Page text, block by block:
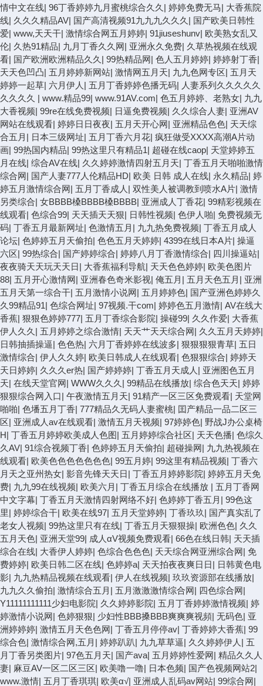
情中文在线| 96丁香婷婷九月蜜桃综合久久 | 婷婷免费无马| 大香蕉院
线| 久久久精品AV| 国产高清视频91九九九久久久 | 国产欧美日韩性
爱| www,天天干| 激情综合网五月婷婷| 91jiuseshunv| 欧美熟女乱又
伦| 久热91精品| 九月丁香久久网| 亚洲永久免费| 久草热视频在线观
看| 国产欧洲欧洲精品久久 | 99热精品网| 色人五月婷婷| 婷婷射丁香|
天天色凹凸| 五月婷婷新网站| 激情网五月天| 九九色网专区| 五月天
婷婷一起草| 六月伊人 | 五月丁香婷婷色播无码| 人妻系列久久久久久
久久久久 | www.精品99| www.91AV.com| 色五月婷婷、老熟女| 九九
大香视频| 99re在线免费视频| 日逼免费视频| 久久综合人妻| 亚洲AV
网站在线观看| 婷婷日日夜夜| 五月天开心网| 亚洲精品色色| 天天综
合五月 | 日本三级网址| 五月丁香六月花| 疯狂做受XXXX高潮A片动
画| 99热国内精品| 99热这里只有精品1| 超碰在线caop| 天堂婷婷五
月在线| 综合AV在线| 久久婷婷激情四射五月天| 丁香五月天啪啪激情
综合网| 国产人妻777人伦精品HD| 欧美 日韩 成人在线| 永久精品| 婷
婷五月激情综合网| 五月丁香成人 | 双性美人被调教到喷水A片| 激情
另类综合| 女BBBB槡BBBB槡BBBB| 亚洲成人丁香花| 99精彩视频在
线观看| 色综合99| 天天插天天狠| 日韩性视频| 色伊人啪| 免费视频无
码| 丁香五月最新网址| 色激情五月 | 九九热免费视频| 丁香五月成人
论坛| 色婷婷五月天偷拍| 色色五月天婷婷| 4399在线日本A片| 操逼
六区| 99热综合| 国产婷婷综合| 婷婷八月丁香激情综合| 四川操逼站|
夜夜骑天天玩天天日| 大香蕉福利导航| 天天色色婷婷| 欧美色图片
88| 五月开心激情网| 亚洲春色奇米影视| 俺五月 | 五月天色五月 | 亚洲
五月天第一综合干| 五月激情小说网| 五月婷婷色| 国产亚洲色婷婷久
久99精品91| 色综合网址| 97视频.干com| 婷婷色五月激情| AV在线大
香蕉| 狠狠色婷婷777| 五月丁香综合影院| 操碰99| 久久作爱| 大香蕉
伊人久久 | 五月婷婷之综合激情| 天天艹天天综合网| 久久五月天婷婷|
日韩抽插操逼| 色色热| 六月丁香婷婷在线波多| 狠狠狠狠青草| 五日
激情综合| 伊人久久婷| 欧美日韩成人在线观看| 色狠狠综合| 婷婷天
天日婷婷| 久久久er热| 国产婷婷婷| 丁香五月天成人 | 亚洲图色五月
天| 在线天堂官网| WWW久久久 | 99精品在线播放| 综合色天天| 婷婷
狠狠综合网入口| 午夜激情五月天| 91精产一区三区免费观看| 天堂网
啪啪| 色墦五月丁香| 777精品久无码人妻蜜桃| 囯产精品一品二区三
区| 亚洲成人av在线观看| 激情五月天视频| 97婷婷色| 野战J办公桌椅
H| 丁香五月婷婷欧美成人色图| 五月婷婷综合社区| 天天色播| 色综久
久AV| 91综合视频丁香| 色婷婷五月天偷拍| 超碰操网| 九九热视频在
线观看| 欧美色色色色色色色| 99五月婷| 99这里有精品视频| 丁香六
月天之亚州热女| 影音先锋天天日| 丁香五月婷婷影院| 婷婷五月天免
费| 九九99在线视频| 欧美六月 | 丁香五月综合在线播放 | 五月丁香网
中文字幕| 丁香五月天激情四射网络不好| 色婷婷丁香五月 | 99色这
里| 婷婷综合干| 欧美在线97| 五月天堂婷婷| 丁香玖玖 | 国产真实乱了
老女人视频| 99热这里只有在线| 丁香五月天狠狠操| 欧洲色色| 久久
五月天色| 亚洲天堂99| 成人αV视频免费观看| 66色在线日韩| 天天插
综合在线| 大香伊人婷婷| 色综合色色色| 天天综合网亚洲综合网| 免
费婷婷| 欧美日韩二区在线| 色婷婷a| 天天拍夜夜爽日日| 日韩黄色电
影| 九九热精品视频在线观看| 伊人在线视频| 玖玖资源部在线播放|
九九久久偷拍| 激情综合五月 | 五月激激激情综合网| 四色综合网|
Y11111111111少妇电影院| 久久婷婷影院| 五月丁香婷婷激情视频| 婷
婷激情小说网| 色婷狠狠| 少妇性BBB搡BBB爽爽爽视頻| 无码色| 亚
洲婷婷婷| 激情五月天色色网| 丁香五月停停av| 丁香婷婷大香蕉| 99
综合色| 激情综合网,五月 | 婷婷趴趴| 九九草草逼| 久久婷婷伊人 | 五
月丁香另类图片| 97色五月天| 国产ava| 五月婷婷性爱网| 精品久久人
妻| 麻豆AV一区二区三区| 欧美噜一噜| 日本色频| 国产色视频网站2|
www.激情| 五月丁香琪琪| 欧美α√| 亚洲成人乱码av网站| 99综合网|